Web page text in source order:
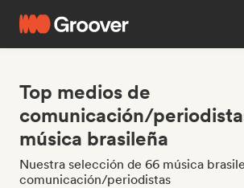
Top medios de
comunicación/
música brasileña
Nuestra selección de 66 música
comunicación/periodistas